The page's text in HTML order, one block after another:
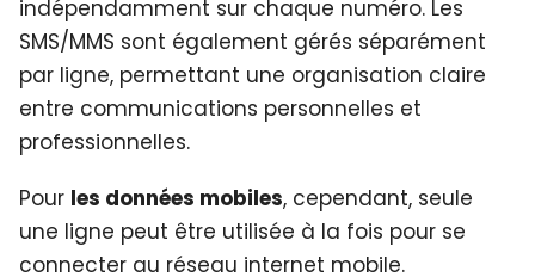
indépendamment sur chaque numéro. Les
SMS/MMS sont également gérés séparément
par ligne, permettant une organisation claire
entre communications personnelles et
professionnelles.
Pour les données mobiles, cependant, seule
une ligne peut être utilisée à la fois pour se
connecter au réseau internet mobile.